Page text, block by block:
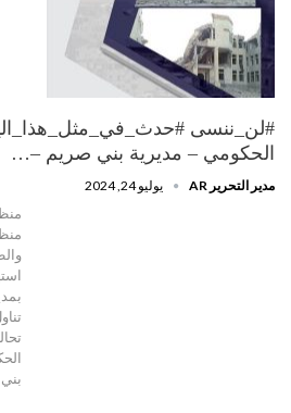
#لن_ننسى
الحكومي – مديرية بني صريم –…
مدير التحرير AR يوليو 24, 2024